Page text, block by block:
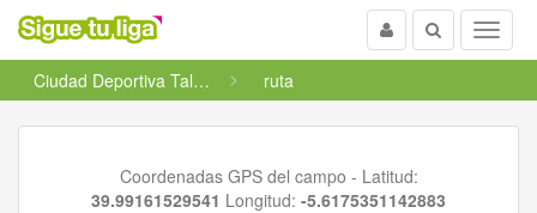
Menu
Buscar
Usuario
Ciudad Deportiva Talayuela
ruta
Coordenadas GPS del campo - Latitud:
39.99161529541 Longitud: -5.6175351142883